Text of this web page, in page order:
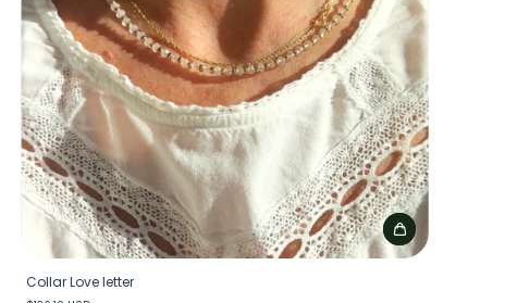
Collar Love letter